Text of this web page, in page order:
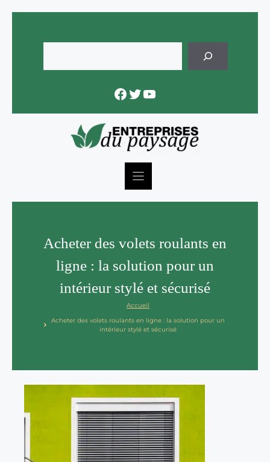
content
Facebook
Twitter
YouTube
Acheter des volets roulants en
ligne : la solution pour un
intérieur stylé et sécurisé
Accueil
Acheter des volets roulants en ligne : la solution pour un
intérieur stylé et sécurisé